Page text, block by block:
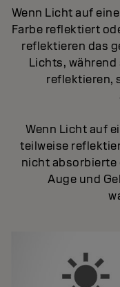
Wenn Licht auf
Farbe reflektiert
reflektieren das
Lichts,
reflektieren,
Wenn Licht auf
teilweise
nicht absorbierte
Auge und